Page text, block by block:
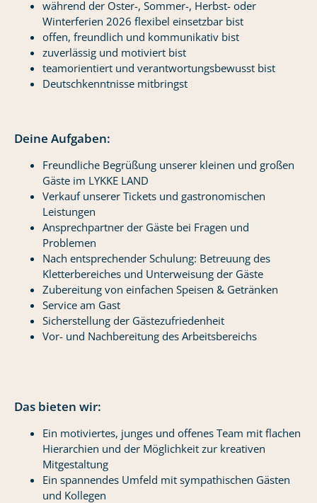
während der Oster-, Sommer-, Herbst- oder
Winterferien 2026 flexibel einsetzbar bist
offen, freundlich und kommunikativ bist
zuverlässig und motiviert bist
teamorientiert und verantwortungsbewusst bist
Deutschkenntnisse mitbringst
Deine Aufgaben:
Freundliche Begrüßung unserer kleinen und großen
Gäste im LYKKE LAND
Verkauf unserer Tickets und gastronomischen
Leistungen
Ansprechpartner der Gäste bei Fragen und
Problemen
Nach entsprechender Schulung: Betreuung des
Kletterbereiches und Unterweisung der Gäste
Zubereitung von einfachen Speisen & Getränken
Service am Gast
Sicherstellung der Gästezufriedenheit
Vor- und Nachbereitung des Arbeitsbereichs
Das bieten wir:
Ein motiviertes, junges und offenes Team mit flachen
Hierarchien und der Möglichkeit zur kreativen
Mitgestaltung
Ein spannendes Umfeld mit sympathischen Gästen
und Kollegen